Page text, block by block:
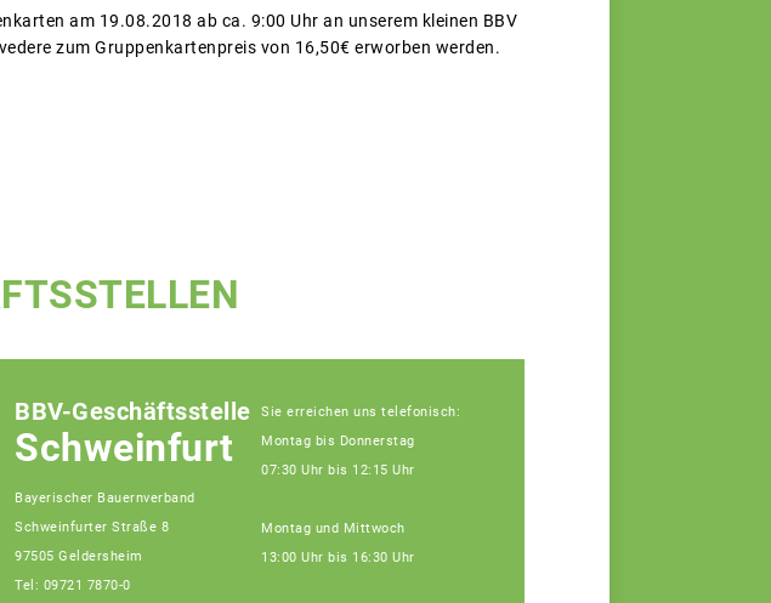
am 19.08.2018 ab ca. 9:00 Uhr an unserem kleinen BBV
zum Gruppenkartenpreis von 16,50€ erworben werden.
BBV-Geschäftsstelle
Schweinfurt
Bayerischer Bauernverband
Schweinfurter Straße 8
97505 Geldersheim
Tel: 09721 7870-0
Sie erreichen uns telefonisch:
Montag bis Donnerstag
07:30 Uhr bis 12:15 Uhr
Montag und Mittwoch
13:00 Uhr bis 16:30 Uhr